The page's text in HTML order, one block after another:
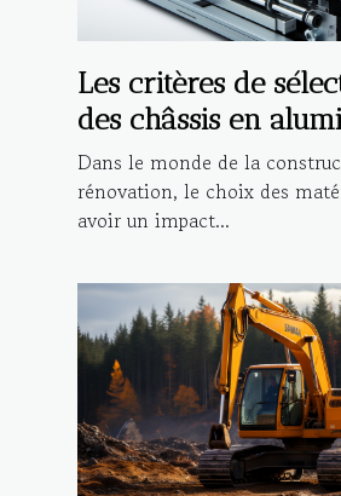
Les critères de
des châssis en
haute performance
Dans le monde de la
rénovation, le choix des
avoir un impact...